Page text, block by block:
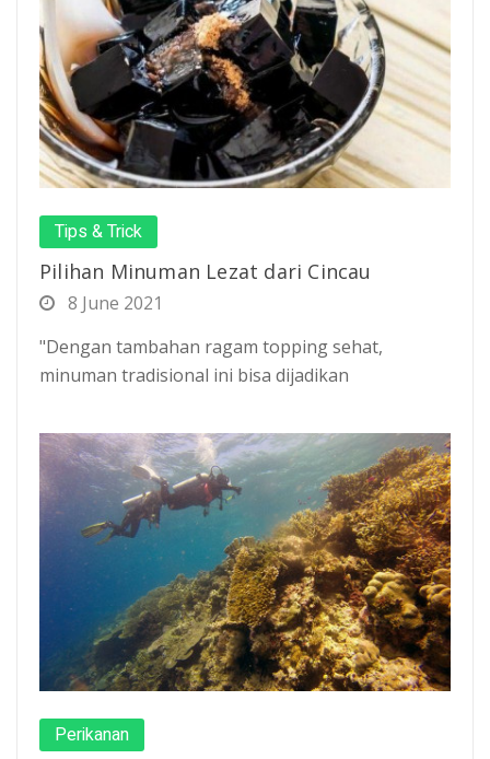
Tips & Trick
Pilihan Minuman Lezat dari Cincau
8 June 2021
"Dengan tambahan ragam topping sehat,
minuman tradisional ini bisa dijadikan
Perikanan